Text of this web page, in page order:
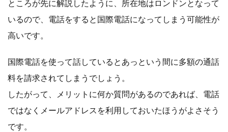
ところが先に解説したように、所在地はロンドンとなって
いるので、電話をすると国際電話になってしまう可能性が
高いです。
国際電話を使って話しているとあっという間に多額の通話
料を請求されてしまうでしょう。
したがって、メリットに何か質問があるのであれば、電話
ではなくメールアドレスを利用しておいたほうがよさそう
です。